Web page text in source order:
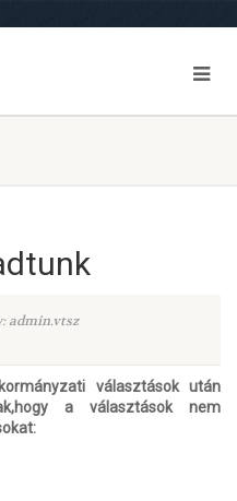
admin.vtsz
választások után
a választások nem